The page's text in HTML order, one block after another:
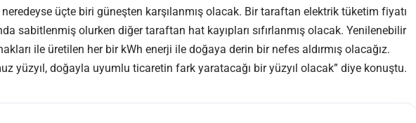
üçte biri güneşten karşılanmış olacak. Bir taraftan elektrik tüketim fiyatı
sabitlenmiş olurken diğer taraftan hat kayıpları sıfırlanmış olacak. Yenilenebilir
ile üretilen her bir kWh enerji ile doğaya derin bir nefes aldırmış olacağız.
yüzyıl, doğayla uyumlu ticaretin fark yaratacağı bir yüzyıl olacak” diye konuştu.